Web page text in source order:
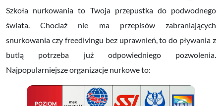
Szkoła nurkowania to Twoja przepustka do podwodnego
świata. Chociaż nie ma przepisów zabraniających
snurkowania czy freedivingu bez uprawnień, to do pływania z
butlą potrzeba już odpowiedniego pozwolenia.
Najpopularniejsze organizacje nurkowe to: